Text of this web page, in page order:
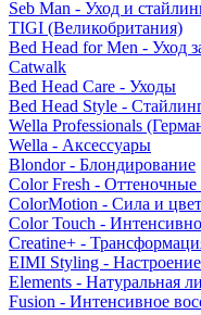
Seb Man - Уход и
TIGI (Великобритания)
Bed Head for Men - Уход
Catwalk
Bed Head Care - Уходы
Bed Head Style -
Wella Professionals
Wella - Аксессуары
Blondor - Блондирование
Color Fresh - Оттеночные
ColorMotion - Сила и цвет
Color Touch -
Creatine+ -
EIMI Styling -
Elements - Натуральная
Fusion - Интенсивное